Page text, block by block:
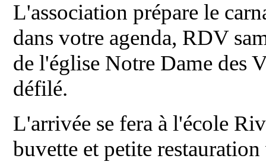
L'association prépare le
dans votre agenda, RDV
de l'église Notre Dame des
défilé.
L'arrivée se fera à l'école
buvette et petite